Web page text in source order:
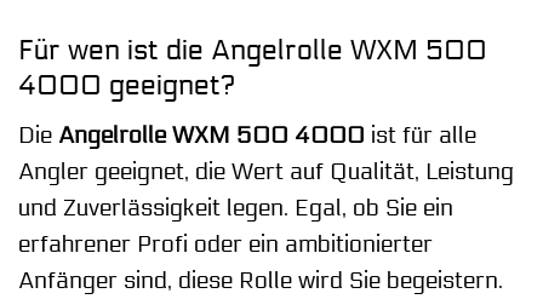
Für wen ist die Angelrolle WXM 500
4000 geeignet?
Die Angelrolle WXM 500 4000 ist für alle
Angler geeignet, die Wert auf Qualität, Leistung
und Zuverlässigkeit legen. Egal, ob Sie ein
erfahrener Profi oder ein ambitionierter
Anfänger sind, diese Rolle wird Sie begeistern.